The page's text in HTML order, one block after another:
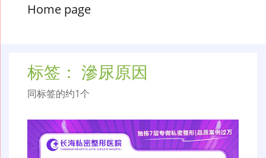
Home page
标签： 滲尿原因
同标签的约1个